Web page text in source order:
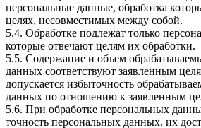
персональные данные, обработка
целях, несовместимых между собой.
5.4. Обработке подлежат только
которые отвечают целям их обработки.
5.5. Содержание и объем
данных соответствуют заявленным
допускается избыточность
данных по отношению к заявленным
5.6. При обработке персональных
точность персональных данных, их